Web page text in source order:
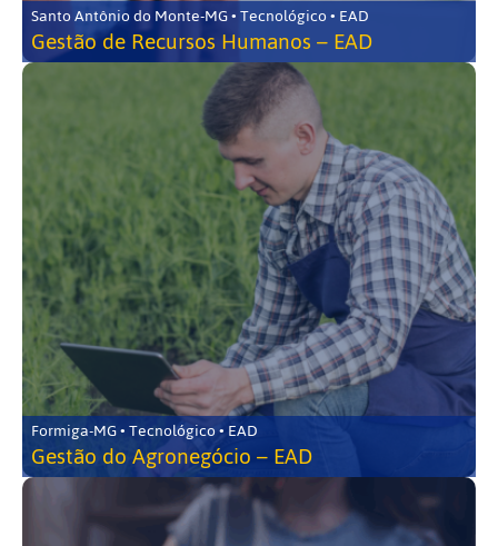
Santo Antônio do Monte-MG • Tecnológico • EAD
Gestão de Recursos Humanos – EAD
Formiga-MG • Tecnológico • EAD
Gestão do Agronegócio – EAD